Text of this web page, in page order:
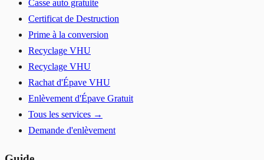
Casse auto gratuite
Certificat de Destruction
Prime à la conversion
Recyclage VHU
Recyclage VHU
Rachat d'Épave VHU
Enlèvement d'Épave Gratuit
Tous les services →
Demande d'enlèvement